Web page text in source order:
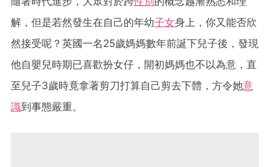
解，但是若然發生在自己的年幼子女身上，你又能否欣
然接受呢？英國一名25歲媽媽數年前誕下兒子後，發現
他自嬰兒時期已喜歡扮女仔，開初媽媽也不以為意，直
至兒子3歲時竟拿著剪刀打算自己剪去下體，方令她意
識到事態嚴重。